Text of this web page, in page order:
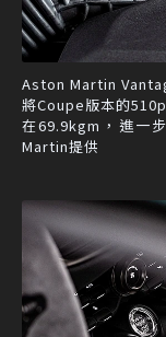
Aston Martin
將Coupe版本的
在69.9kgm，進一
Martin提供